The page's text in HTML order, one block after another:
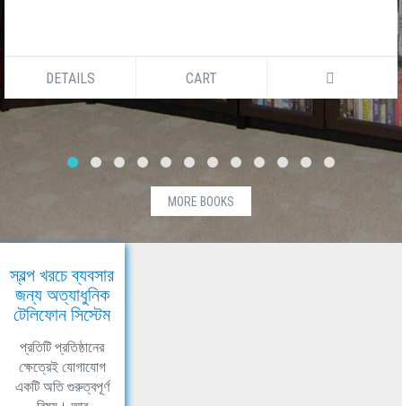
DETAILS CART
MORE BOOKS
স্বল্প খরচে ব্যবসার
জন্য অত্যাধুনিক
টেলিফোন সিস্টেম
প্রতিটি প্রতিষ্ঠানের
ক্ষেত্রেই যোগাযোগ
একটি অতি গুরুত্বপূর্ণ